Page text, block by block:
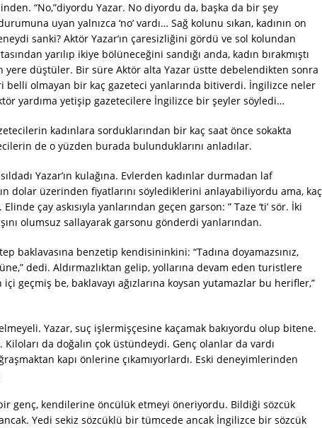
“No,”diyordu Yazar. No diyordu da, başka da bir şey
uyan yalnızca ‘no’ vardı… Sağ kolunu sıkan, kadının on
sanki? Aktör Yazar’ın çaresizliğini gördü ve sol kolundan
yarılıp ikiye bölüneceğini sandığı anda, kadın bırakmıştı
yere düştüler. Bir süre Aktör alta Yazar üstte debelendikten sonra
belli olmayan bir kaç gazeteci yanlarında bitiverdi. İngilizce neler
yardıma yetişip gazetecilere İngilizce bir şeyler söyledi…
kadınlara sorduklarından bir kaç saat önce sokakta
de o yüzden burada bulunduklarını anladılar.
Yazar’ın kulağına. Evlerden kadınlar durmadan laf
dolar üzerinden fiyatlarını söylediklerini anlayabiliyordu ama, kaç
çay askısıyla yanlarından geçen garson: ” Taze ‘ti’ sör. İki
olumsuz sallayarak garsonu gönderdi yanlarından.
baklavasına benzetip kendisininkini: “Tadına doyamazsınız,
dedi. Aldırmazlıktan gelip, yollarına devam eden turistlere
içi geçmiş be, baklavayı ağızlarına koysan yutamazlar bu herifler,”
Yazar, suç işlermişçesine kaçamak bakıyordu olup bitene.
Kiloları da doğalın çok üstündeydi. Genç olanlar da vardı
kapı önlerine çıkamıyorlardı. Eski deneyimlerinden
bir genç, kendilerine öncülük etmeyi öneriyordu. Bildiği sözcük
Yedi sekiz sözcüklü bir tümcede ancak İngilizce bir sözcük